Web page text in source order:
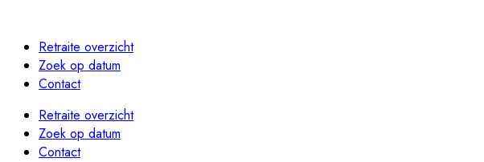
Retraite overzicht
Zoek op datum
Contact
Retraite overzicht
Zoek op datum
Contact